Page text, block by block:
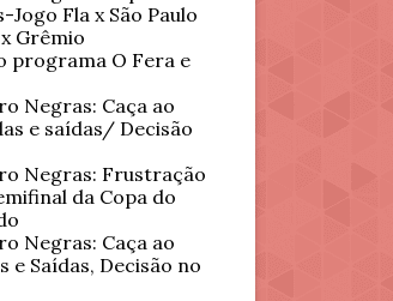
Fla x São Paulo
Grêmio
programa O Fera e
Negras: Caça ao
e saídas/ Decisão
Negras: Frustração
da Copa do
Negras: Caça ao
e Saídas, Decisão no